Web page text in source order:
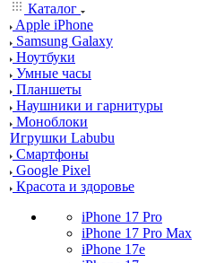
Каталог
Apple iPhone
Samsung Galaxy
Ноутбуки
Умные часы
Планшеты
Наушники и гарнитуры
Моноблоки
Игрушки Labubu
Смартфоны
Google Pixel
Красота и здоровье
iPhone 17 Pro
iPhone 17 Pro Max
iPhone 17e